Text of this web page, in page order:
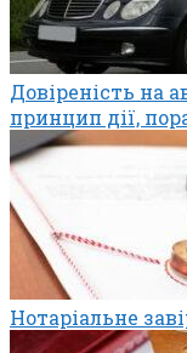
Довіреність на
принцип дії,
Нотаріальне